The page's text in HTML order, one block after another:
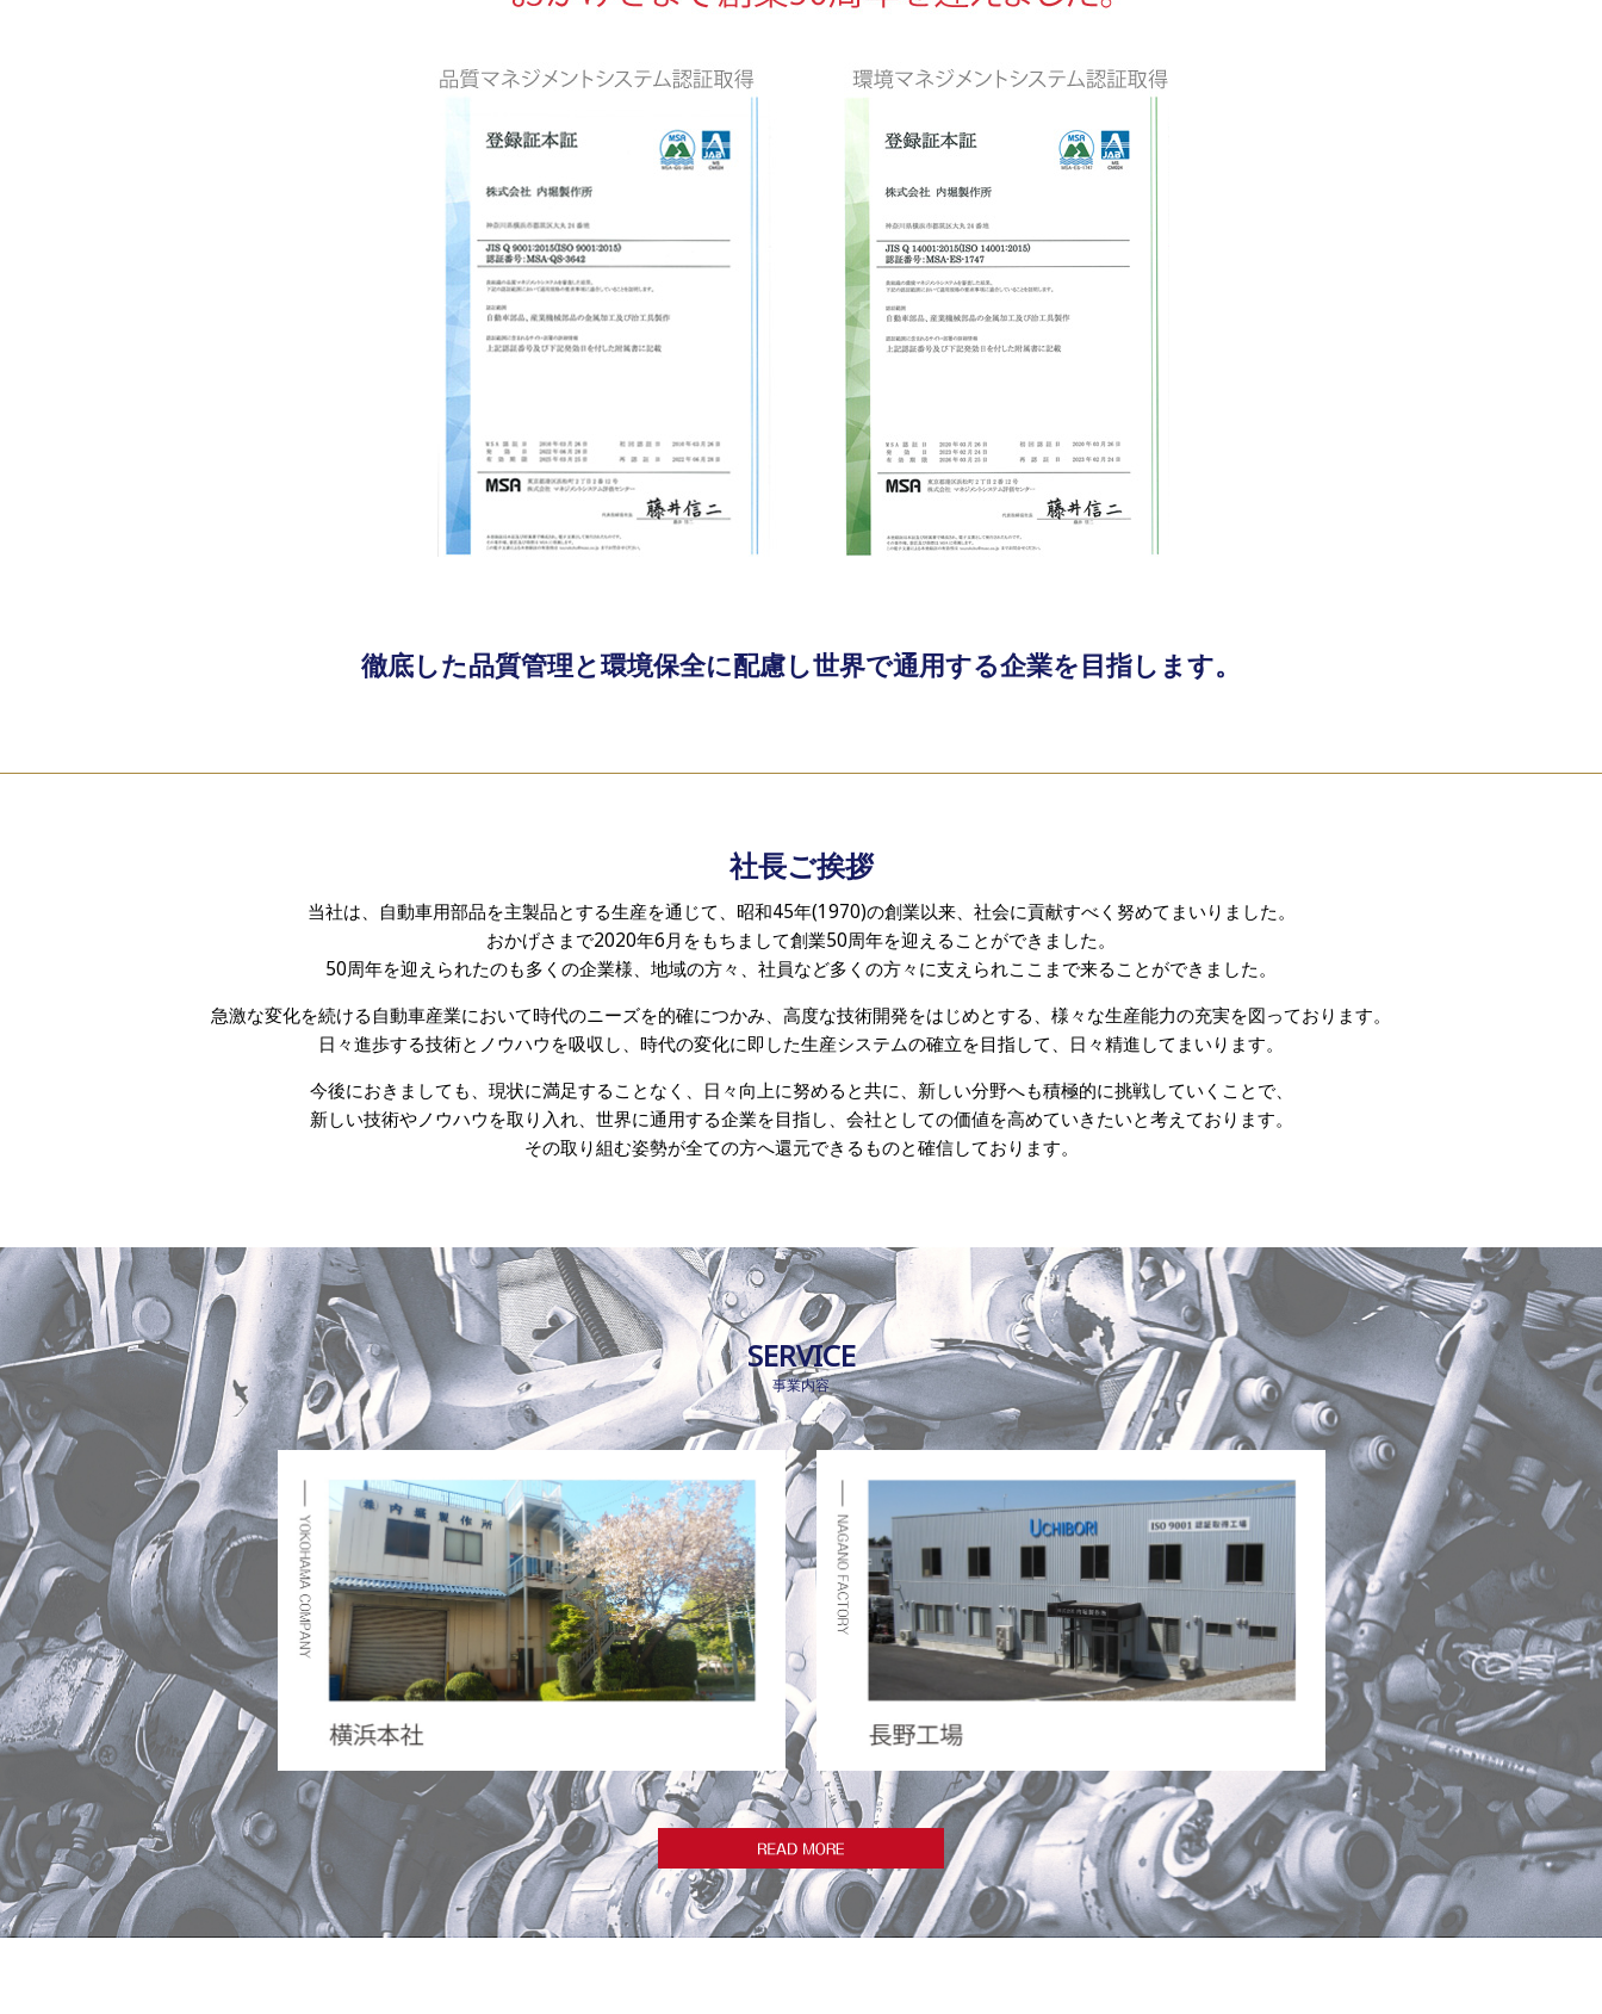
徹底した品質管理と環境保全に配慮し世界で通用する企業を目指します。
社長ご挨拶
当社は、自動車用部品を主製品とする生産を通じて、昭和45年(1970)の創業以来、社会に貢献すべく努めてまいりました。
おかげさまで2020年6月をもちまして創業50周年を迎えることができました。
50周年を迎えられたのも多くの企業様、地域の方々、社員など多くの方々に支えられここまで来ることができました。
急激な変化を続ける自動車産業において時代のニーズを的確につかみ、高度な技術開発をはじめとする、様々な生産能力の充実を図っております。
日々進歩する技術とノウハウを吸収し、時代の変化に即した生産システムの確立を目指して、日々精進してまいります。
今後におきましても、現状に満足することなく、日々向上に努めると共に、新しい分野へも積極的に挑戦していくことで、
新しい技術やノウハウを取り入れ、世界に通用する企業を目指し、会社としての価値を高めていきたいと考えております。
その取り組む姿勢が全ての方へ還元できるものと確信しております。
SERVICE
事業内容